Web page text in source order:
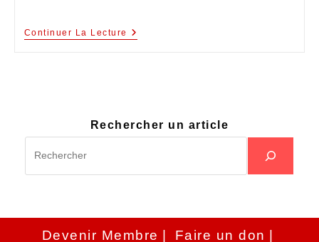
Continuer La Lecture
Rechercher un article
Devenir Membre Faire un don